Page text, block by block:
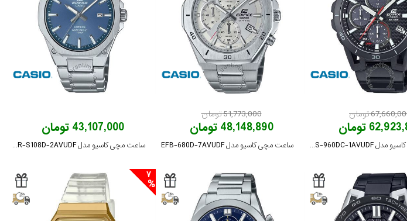
تومان
تومان
ساعت مچی کاسیو مدل EQS-960DC-1AVUDF
51,773,000 تومان
48,148,890 تومان
ساعت مچی کاسیو مدل EFB-680D-7AVUDF
43,107,000 تومان
ساعت مچی کاسیو مدل EFR-S108D-2AVUDF